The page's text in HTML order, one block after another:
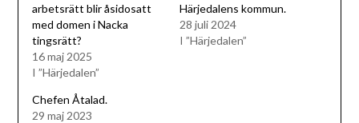
arbetsrätt blir åsidosatt
med domen i Nacka
tingsrätt?
16 maj 2025
I ”Härjedalen”
Härjedalens kommun.
28 juli 2024
I ”Härjedalen”
Chefen Åtalad.
29 maj 2023